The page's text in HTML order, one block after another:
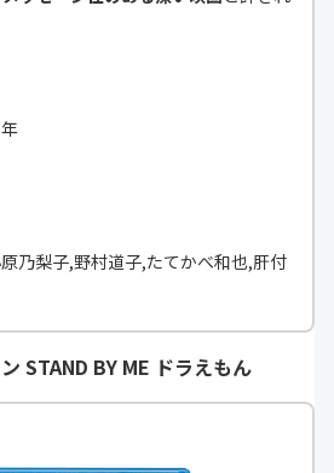
乃梨子,野村道子,たてかべ和也,肝付
STAND BY ME ドラえもん